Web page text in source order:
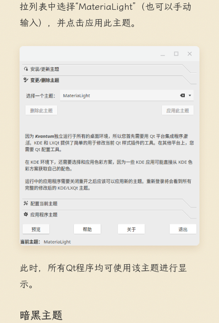
拉列表中选择“MateriaLight”（也可以手动
输入），并点击应用此主题。
此时，所有Qt程序均可使用该主题进行显
示。
暗黑主题